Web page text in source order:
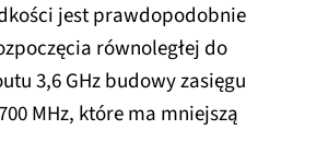
jest prawdopodobnie
równoległej do
3,6 GHz budowy zasięgu
MHz, które ma mniejszą